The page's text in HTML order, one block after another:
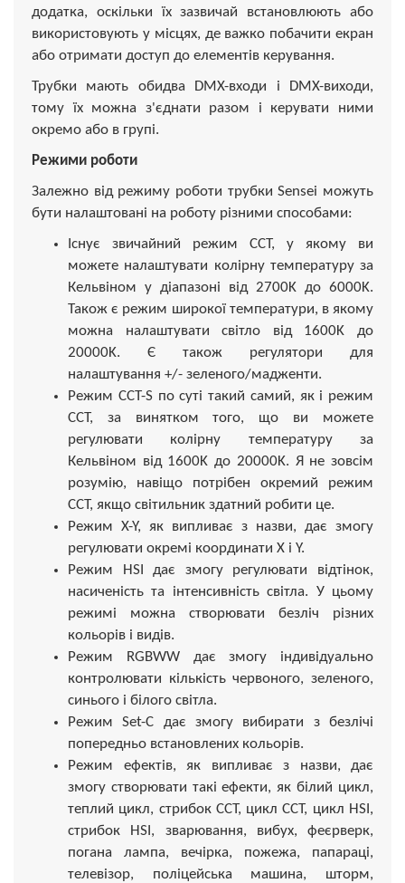
додатка, оскільки їх зазвичай встановлюють або
використовують у місцях, де важко побачити екран
або отримати доступ до елементів керування.
Трубки мають обидва DMX-входи і DMX-виходи,
тому їх можна з'єднати разом і керувати ними
окремо або в групі.
Режими роботи
Залежно від режиму роботи трубки Sensei можуть
бути налаштовані на роботу різними способами:
Існує звичайний режим CCT, у якому ви
можете налаштувати колірну температуру за
Кельвіном у діапазоні від 2700K до 6000K.
Також є режим широкої температури, в якому
можна налаштувати світло від 1600K до
20000K. Є також регулятори для
налаштування +/- зеленого/мадженти.
Режим CCT-S по суті такий самий, як і режим
CCT, за винятком того, що ви можете
регулювати колірну температуру за
Кельвіном від 1600K до 20000K. Я не зовсім
розумію, навіщо потрібен окремий режим
CCT, якщо світильник здатний робити це.
Режим X-Y, як випливає з назви, дає змогу
регулювати окремі координати X і Y.
Режим HSI дає змогу регулювати відтінок,
насиченість та інтенсивність світла. У цьому
режимі можна створювати безліч різних
кольорів і видів.
Режим RGBWW дає змогу індивідуально
контролювати кількість червоного, зеленого,
синього і білого світла.
Режим Set-C дає змогу вибирати з безлічі
попередньо встановлених кольорів.
Режим ефектів, як випливає з назви, дає
змогу створювати такі ефекти, як білий цикл,
теплий цикл, стрибок CCT, цикл CCT, цикл HSI,
стрибок HSI, зварювання, вибух, феєрверк,
погана лампа, вечірка, пожежа, папараці,
телевізор, поліцейська машина, шторм,